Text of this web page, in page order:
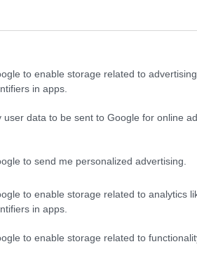
to enable storage related to
in apps.
user data to be sent to Google for online
to send me personalized advertising.
to enable storage related to analytics
in apps.
to enable storage related to